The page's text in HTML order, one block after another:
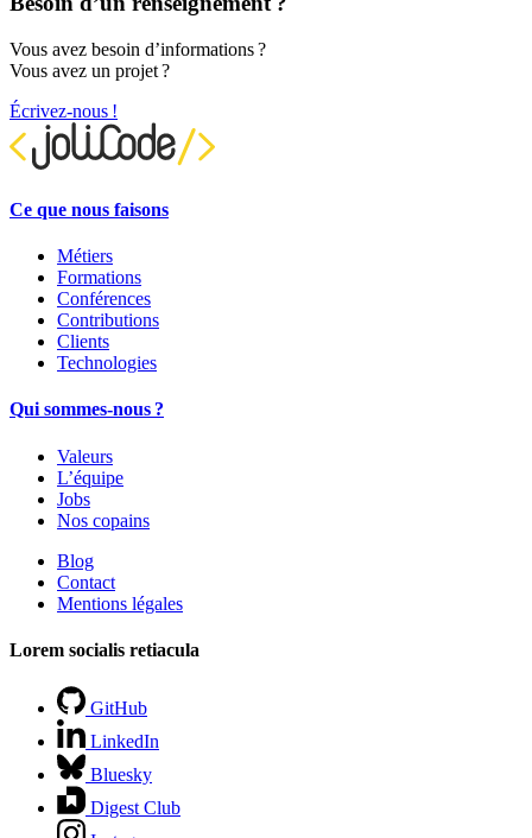
Vous avez besoin d’informations ?
Vous avez un projet ?
Écrivez-nous !
Ce que nous faisons
Métiers
Formations
Conférences
Contributions
Clients
Technologies
Qui sommes-nous ?
Valeurs
L’équipe
Jobs
Nos copains
Blog
Contact
Mentions légales
Lorem socialis retiacula
GitHub
LinkedIn
Bluesky
Digest Club